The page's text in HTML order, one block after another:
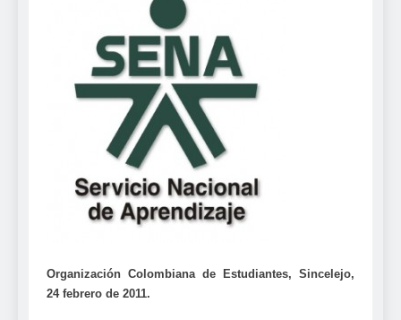
Organización Colombiana de Estudiantes, Sincelejo,
24 febrero de 2011.